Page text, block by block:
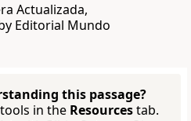
Actualizada,
Editorial Mundo
this passage?
in the Resourcestab.